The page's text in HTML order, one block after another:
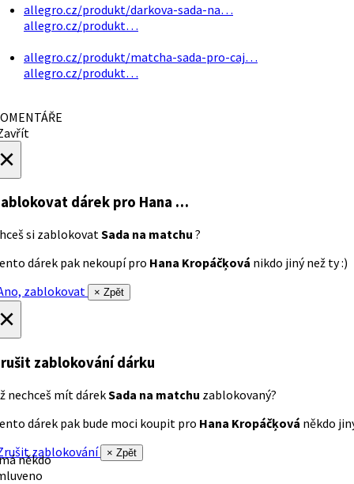
allegro.cz/produkt/darkova-sada-na…
allegro.cz/produkt…
allegro.cz/produkt/matcha-sada-pro-caj…
allegro.cz/produkt…
dárek pro Hana …
si zablokovatSada na matchu ?
dárek pak nekoupí pro Hana Kropáčķová nikdo jiný než ty :)
zablokovat
× Zpět
zablokování dárku
nechceš mít dárekSada na matchu zablokovaný?
dárek pak bude moci koupit pro Hana Kropáčķová někdo
zablokování
× Zpět
někdo